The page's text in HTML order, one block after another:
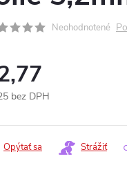
Neohodnotené
bez DPH
Opýtať sa Strážiť